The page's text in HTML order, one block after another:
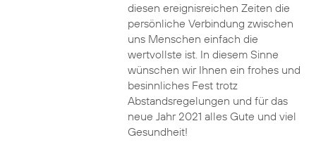
diesen ereignisreichen Zeiten die
persönliche Verbindung zwischen
uns Menschen einfach die
wertvollste ist. In diesem Sinne
wünschen wir Ihnen ein frohes und
besinnliches Fest trotz
Abstandsregelungen und für das
neue Jahr 2021 alles Gute und viel
Gesundheit!